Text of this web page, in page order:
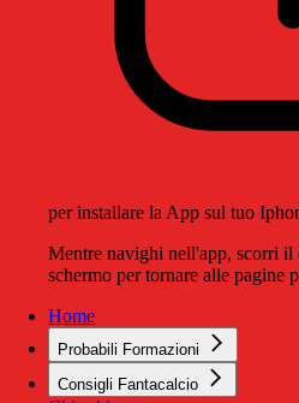
per installare la App sul tuo
Mentre navighi nell'app, scorri il
schermo per tornare alle pagine
Home
Probabili Formazioni
Consigli Fantacalcio